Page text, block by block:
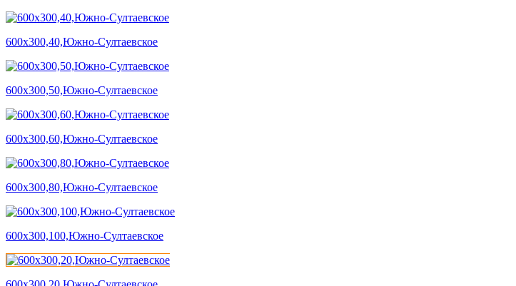
600х300,40,Южно-Султаевское
600х300,50,Южно-Султаевское
600х300,60,Южно-Султаевское
600х300,80,Южно-Султаевское
600х300,100,Южно-Султаевское